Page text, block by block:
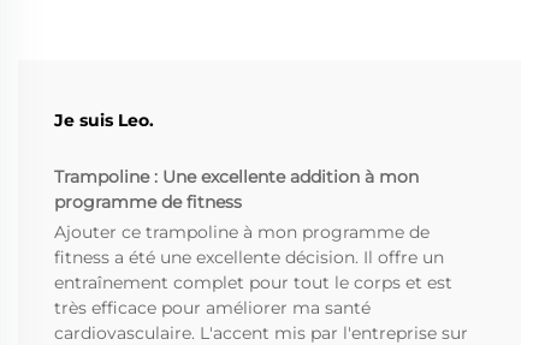
Je suis Leo.
Trampoline : Une excellente addition à mon
programme de fitness
Ajouter ce trampoline à mon programme de
fitness a été une excellente décision. Il offre un
entraînement complet pour tout le corps et est
très efficace pour améliorer ma santé
cardiovasculaire. L'accent mis par l'entreprise sur